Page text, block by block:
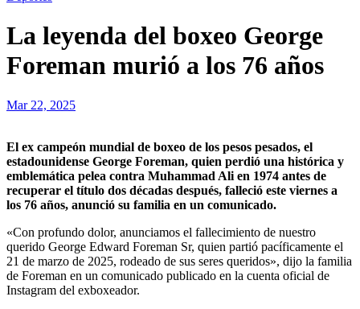
La leyenda del boxeo George
Foreman murió a los 76 años
Mar 22, 2025
El ex campeón mundial de boxeo de los pesos pesados, el
estadounidense George Foreman, quien perdió una histórica y
emblemática pelea contra Muhammad Ali en 1974 antes de
recuperar el título dos décadas después, falleció este viernes a
los 76 años, anunció su familia en un comunicado.
«Con profundo dolor, anunciamos el fallecimiento de nuestro
querido George Edward Foreman Sr, quien partió pacíficamente el
21 de marzo de 2025, rodeado de sus seres queridos», dijo la familia
de Foreman en un comunicado publicado en la cuenta oficial de
Instagram del exboxeador.